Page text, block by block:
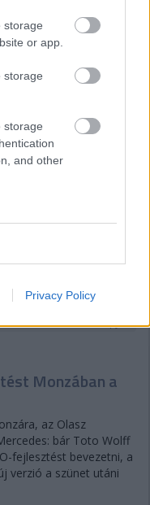
storage
or app.
storage
storage
and other
Privacy Policy
11 napja
Monzában a
az Olasz
bár Toto Wolff
fejlesztést bevezetni, a
verzió a szünet utáni